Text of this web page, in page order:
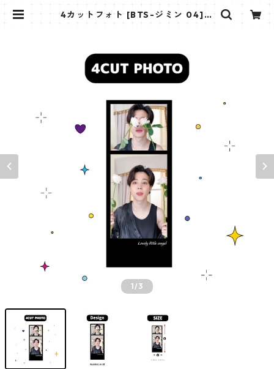
4カットフォト [BTS-ジミン 04]
1/3